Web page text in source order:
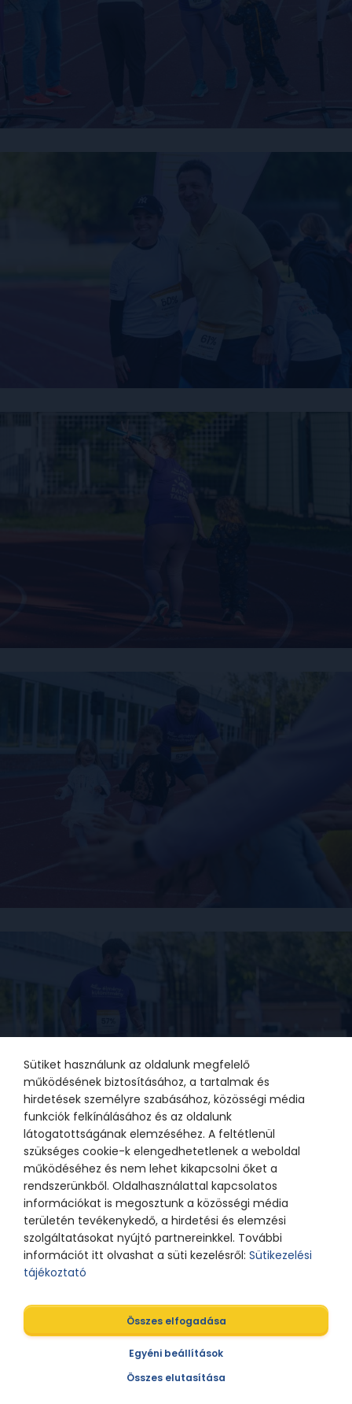
Sütiket használunk az oldalunk megfelelő
működésének biztosításához, a tartalmak és
hirdetések személyre szabásához, közösségi média
funkciók felkínálásához és az oldalunk
látogatottságának elemzéséhez. A feltétlenül
szükséges cookie-k elengedhetetlenek a weboldal
működéséhez és nem lehet kikapcsolni őket a
rendszerünkből. Oldalhasználattal kapcsolatos
információkat is megosztunk a közösségi média
területén tevékenykedő, a hirdetési és elemzési
szolgáltatásokat nyújtó partnereinkkel. További
információt itt olvashat a süti kezelésről: Sütikezelési
tájékoztató
Összes elfogadása
Egyéni beállítások
Összes elutasítása